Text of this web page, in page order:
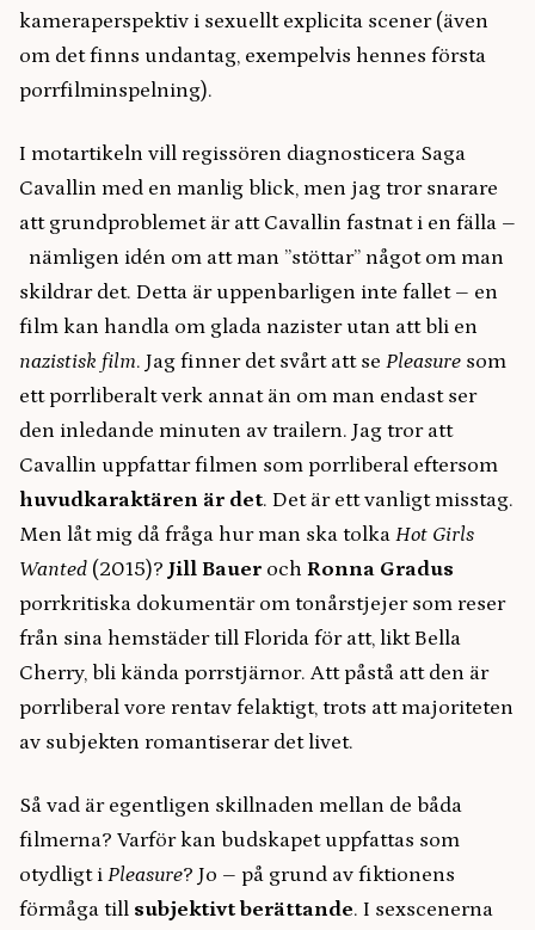
kameraperspektiv i sexuellt explicita scener (även
om det finns undantag, exempelvis hennes första
porrfilminspelning).
I motartikeln vill regissören diagnosticera Saga
Cavallin med en manlig blick, men jag tror snarare
att grundproblemet är att Cavallin fastnat i en fälla –
nämligen idén om att man ”stöttar” något om man
skildrar det. Detta är uppenbarligen inte fallet – en
film kan handla om glada nazister utan att bli en
nazistisk film. Jag finner det svårt att se Pleasure som
ett porrliberalt verk annat än om man endast ser
den inledande minuten av trailern. Jag tror att
Cavallin uppfattar filmen som porrliberal eftersom
huvudkaraktären är det. Det är ett vanligt misstag.
Men låt mig då fråga hur man ska tolka Hot Girls
Wanted (2015)? Jill Bauer och Ronna Gradus
porrkritiska dokumentär om tonårstjejer som reser
från sina hemstäder till Florida för att, likt Bella
Cherry, bli kända porrstjärnor. Att påstå att den är
porrliberal vore rentav felaktigt, trots att majoriteten
av subjekten romantiserar det livet.
Så vad är egentligen skillnaden mellan de båda
filmerna? Varför kan budskapet uppfattas som
otydligt i Pleasure? Jo – på grund av fiktionens
förmåga till subjektivt berättande. I sexscenerna